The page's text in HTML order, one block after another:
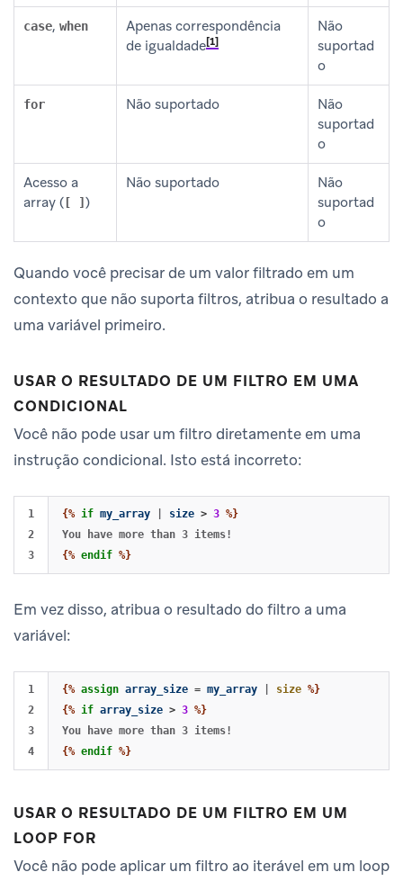
case, when
Apenas correspondência
de igualdade 1
Não
suportad
o
for Não suportado
Não
suportad
o
Acesso a
array ([ ])
Não suportado
Não
suportad
o
Quando você precisar de um valor filtrado em um
contexto que não suporta filtros, atribua o resultado a
uma variável primeiro.
USAR O RESULTADO DE UM FILTRO EM UMA
CONDICIONAL
Você não pode usar um filtro diretamente em uma
instrução condicional. Isto está incorreto:
1
2
{% if my_array size > 3 %}
{% endif %}
Em vez disso, atribua o resultado do filtro a uma
variável:
1
2
3
{% assign array_size = my_array size %}
{% if array_size > 3 %}
{% endif %}
USAR O RESULTADO DE UM FILTRO EM UM
LOOP FOR
Você não pode aplicar um filtro ao iterável em um loop